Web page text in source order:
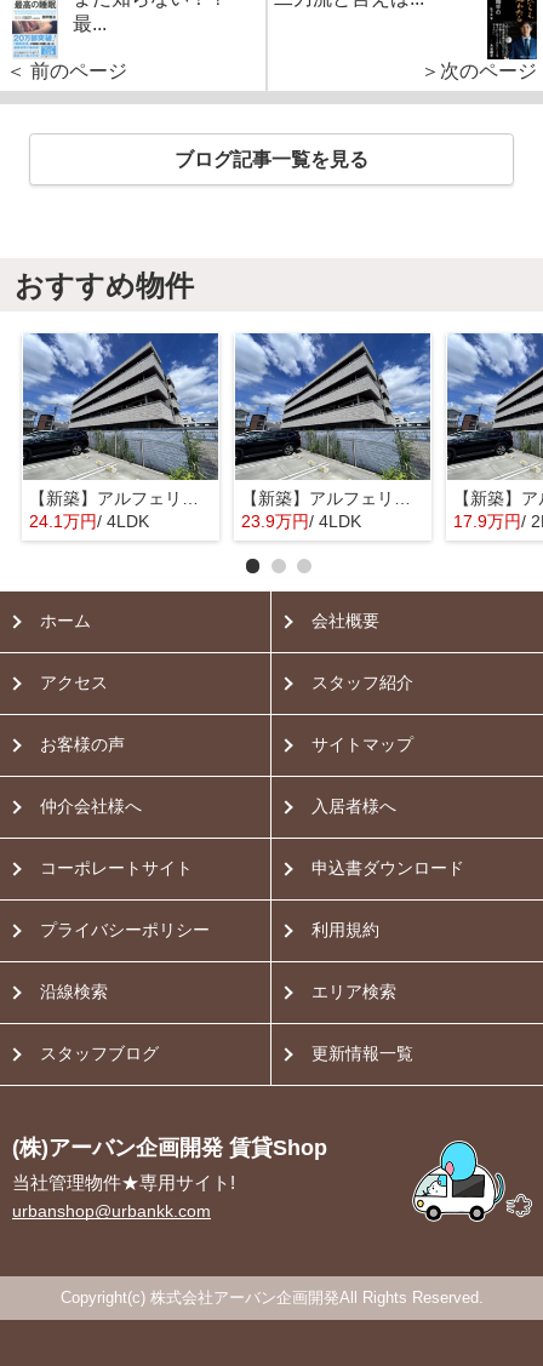
最...
＜ 前のページ ＞次のページ
ブログ記事一覧を見る
おすすめ物件
24.1万円/ 4LDK
23.9万円/ 4LDK 17.9万円/
ホーム 会社概要
アクセス スタッフ紹介
お客様の声 サイトマップ
仲介会社様へ 入居者様へ
コーポレートサイト 申込書ダウンロード
プライバシーポリシー 利用規約
沿線検索 エリア検索
スタッフブログ 更新情報一覧
(株)アーバン企画開発 賃貸Shop
当社管理物件★専用サイト!
urbanshop@urbankk.com
Copyright(c) 株式会社アーバン企画開発All Rights Reserved.